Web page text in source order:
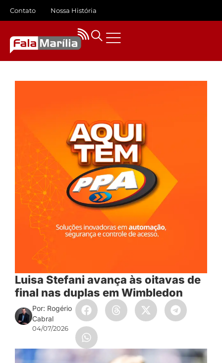
Contato Nossa História
Luisa Stefani avança às oitavas de
final nas duplas em Wimbledon
Por: Rogério
Cabral
04/07/2026